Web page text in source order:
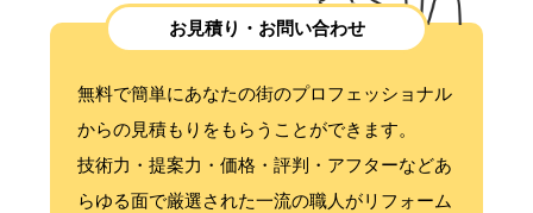
お見積り・お問い合わせ
無料で簡単にあなたの街のプロフェッショナル
からの見積もりをもらうことができます。
技術力・提案力・価格・評判・アフターなどあ
らゆる面で厳選された一流の職人がリフォーム